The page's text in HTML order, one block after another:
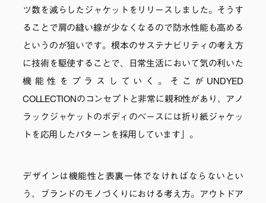
ツ数を減らしたジャケットをリリースしました。そうす
ることで肩の縫い線が少なくなるので防水性能も高める
というのが狙いです。根本のサステナビリティの考え方
に技術を駆使することで、日常生活において気の利いた
機能性をプラスしていく。そこがUNDYED
COLLECTIONのコンセプトと非常に親和性があり、アノ
ラックジャケットのボディのベースには折り紙ジャケッ
トを応用したパターンを採用しています」。
デザインは機能性と表裏一体でなければならないとい
う、ブランドのモノづくりにおける考え方。アウトドア